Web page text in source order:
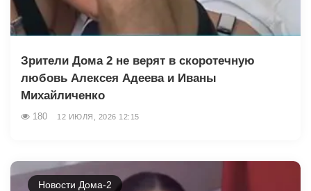
Зрители Дома 2 не верят в скоротечную
любовь Алексея Адеева и Иваны
Михайличенко
180 12 ИЮЛЯ, 2026 12:15
Новости Дома-2